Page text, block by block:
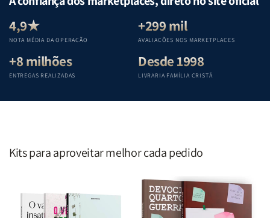
Equipe
Teológica
Penkal
Equipe
Penkal
Equipe
Teológica
Penkal
Equipe
4,9★
NOTA MÉDIA DA OPERAÇÃO
+299 mil
AVALIAÇÕES NOS MARKETPLACES
+8 milhões
ENTREGAS REALIZADAS
Desde 1998
LIVRARIA FAMÍLIA CRISTÃ
Kits para aproveitar melhor cada pedido